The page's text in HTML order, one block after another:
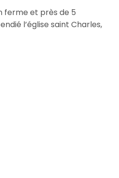
ferme et près de 5
l’église saint Charles,